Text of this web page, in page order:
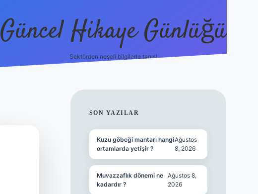
Güncel Hikaye Günlüğü
Sektörden neşeli bilgilerle tanış!
SIDEBAR
SON YAZILAR
Kuzu göbeği mantarı hangi
ortamlarda yetişir ?
Ağustos
8, 2026
Muvazzaflık dönemi ne
kadardır ?
Ağustos 8,
2026